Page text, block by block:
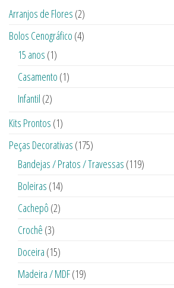
Arranjos de Flores (2)
Bolos Cenográfico (4)
15 anos (1)
Casamento (1)
Infantil (2)
Kits Prontos (1)
Peças Decorativas (175)
Bandejas / Pratos / Travessas (119)
Boleiras (14)
Cachepô (2)
Crochê (3)
Doceira (15)
Madeira / MDF(19)